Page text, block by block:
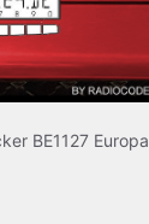
BE1127 Europa